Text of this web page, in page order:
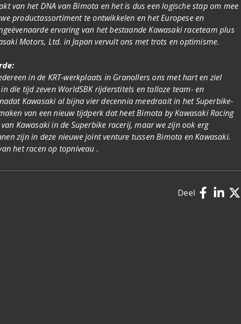
van het DNA van Bimota en het is dus een logische stap om mee
productassortiment te ontwikkelen en het Europese en
ervaring van het bestaande Kawasaki raceteam plus
Motors, Ltd. in Japan vervult ons met trots en optimisme.
in de KRT-werkplaats in Granollers ons met hart en ziel
die tijd zeven WorldSBK rijderstitels en talloze team- en
Kawasaki al bijna vier decennia meedraait in het Superbike-
van een nieuw tijdperk dat heet Bimota by Kawasaki Racing
Kawasaki in de Superbike racerij, maar we zijn ook erg
zijn in deze nieuwe joint venture tussen Bimota en Kawasaki.
het racen op topniveau .
Deel